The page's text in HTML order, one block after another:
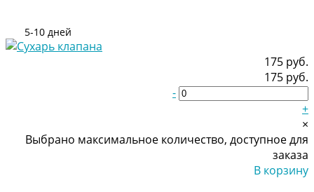
5-10 дней
175 руб.
175 руб.
-
+
×
Выбрано максимальное количество, доступное для
заказа
В корзину